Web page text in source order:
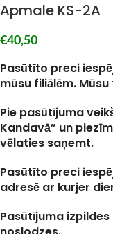
Apmale KS-2A
€40,50
Pasūtīto preci
mūsu filiālēm. Mūsu
Pie pasūtījuma
Kandavā” un
vēlaties saņemt.
Pasūtīto preci
adresē ar kurjer
Pasūtījuma